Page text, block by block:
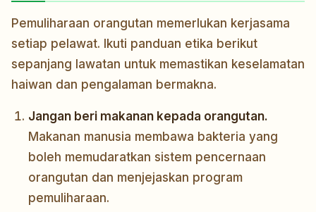
Pemuliharaan orangutan memerlukan kerjasama
setiap pelawat. Ikuti panduan etika berikut
sepanjang lawatan untuk memastikan keselamatan
haiwan dan pengalaman bermakna.
Jangan beri makanan kepada orangutan.
Makanan manusia membawa bakteria yang
boleh memudaratkan sistem pencernaan
orangutan dan menjejaskan program
pemuliharaan.